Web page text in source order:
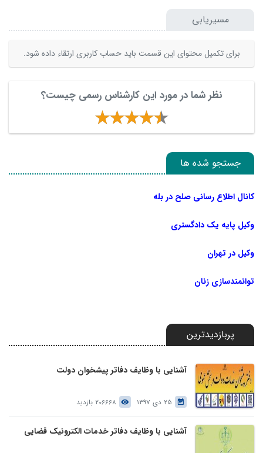
مسیریابی
برای تکمیل محتوای این قسمت باید حساب کاربری ارتقاء داده شود.
نظر شما در مورد این کارشناس رسمی چیست؟
جستجو شده ها
کانال اطلاع رسانی صلح در بله
وکیل پایه یک دادگستری
وکیل در تهران
توانمندسازی زنان
پربازدیدترین
آشنایی با وظایف دفاتر پیشخوان دولت
25 دی 1397 206668 بازدید
آشنایی با وظایف دفاتر خدمات الکترونیک قضایی